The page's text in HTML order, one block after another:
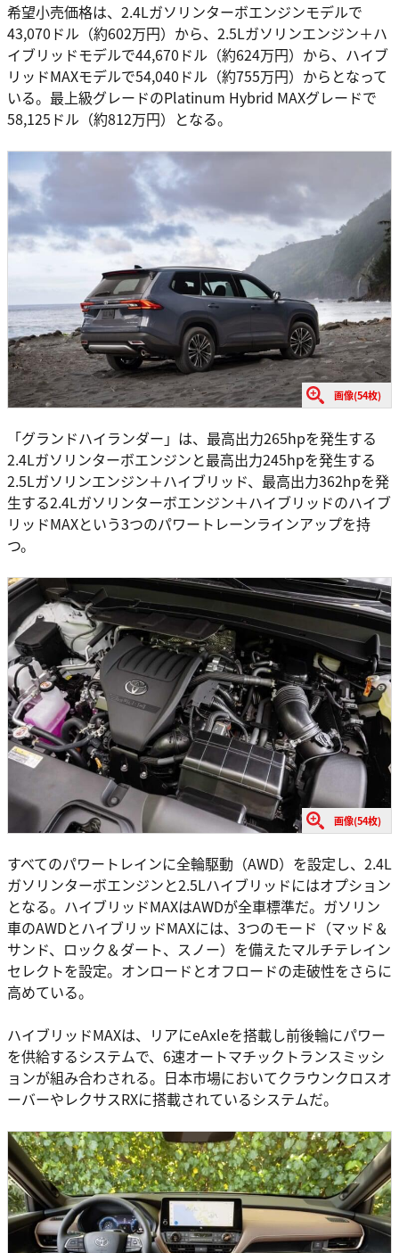
希望小売価格は、2.4Lガソリンターボエンジンモデルで
43,070ドル（約602万円）から、2.5Lガソリンエンジン＋ハ
イブリッドモデルで44,670ドル（約624万円）から、ハイブ
リッドMAXモデルで54,040ドル（約755万円）からとなって
いる。最上級グレードのPlatinum Hybrid MAXグレードで
58,125ドル（約812万円）となる。
画像(54枚)
「グランドハイランダー」は、最高出力265hpを発生する
2.4Lガソリンターボエンジンと最高出力245hpを発生する
2.5Lガソリンエンジン＋ハイブリッド、最高出力362hpを発
生する2.4Lガソリンターボエンジン＋ハイブリッドのハイブ
リッドMAXという3つのパワートレーンラインアップを持
つ。
画像(54枚)
すべてのパワートレインに全輪駆動（AWD）を設定し、2.4L
ガソリンターボエンジンと2.5Lハイブリッドにはオプション
となる。ハイブリッドMAXはAWDが全車標準だ。ガソリン
車のAWDとハイブリッドMAXには、3つのモード（マッド＆
サンド、ロック＆ダート、スノー）を備えたマルチテレイン
セレクトを設定。オンロードとオフロードの走破性をさらに
高めている。
ハイブリッドMAXは、リアにeAxleを搭載し前後輪にパワー
を供給するシステムで、6速オートマチックトランスミッシ
ョンが組み合わされる。日本市場においてクラウンクロスオ
ーバーやレクサスRXに搭載されているシステムだ。